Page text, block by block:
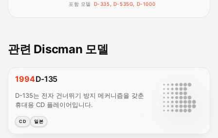
포함 모델 D-335, D-535G, D-1000
관련 Discman 모델
1994D-135
D-135는 전자 건너뛰기 방지 메커니즘을 갖춘
휴대용 CD 플레이어입니다.
CD 일본